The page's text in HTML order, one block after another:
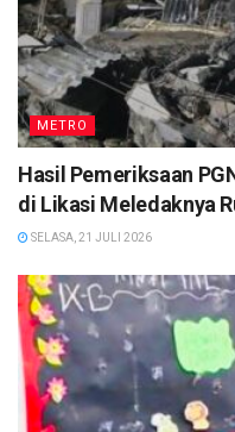
METRO
Hasil Pemeriksaan
di Likasi Meledaknya
SELASA, 21 JULI 2026